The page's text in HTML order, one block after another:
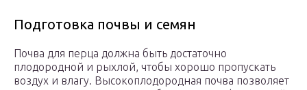
Подготовка почвы и семян
Почва для перца должна быть достаточно
плодородной и рыхлой, чтобы хорошо пропускать
воздух и влагу. Высокоплодородная почва позволяет